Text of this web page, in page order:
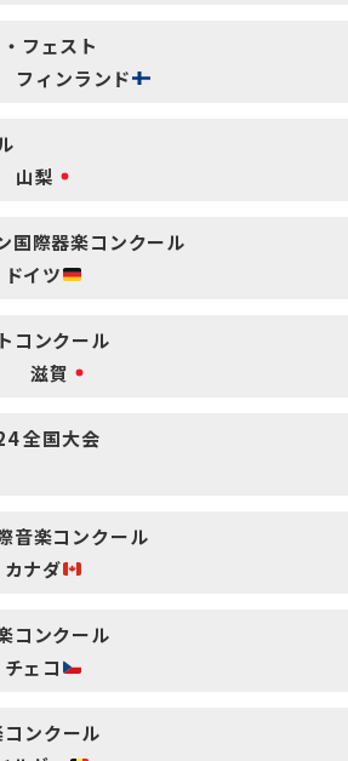
フェスト
ィンランド
山梨
国際器楽コンクール
イツ
コンクール
滋賀
全国大会
音楽コンクール
ナダ
コンクール
ェコ
ンクール